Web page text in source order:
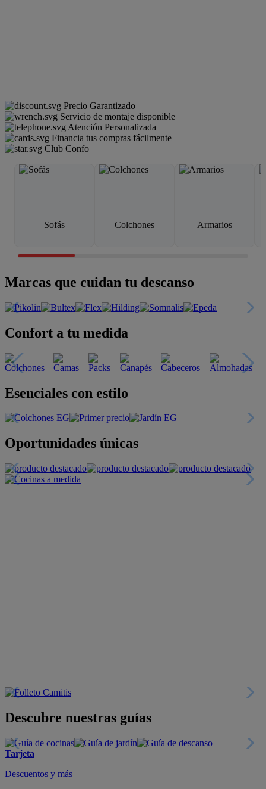
Precio Garantizado
Servicio de montaje disponible
Atención Personalizada
Financia tus compras fácilmente
Club Confo
Sofás Colchones Armarios
Marcas que cuidan tu descanso
Confort a tu medida
Esenciales con estilo
Oportunidades únicas
Descubre nuestras guías
Tarjeta
Descuentos y más